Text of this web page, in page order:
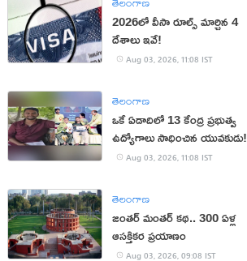
2026లో వీసా రూల్స్ మార్చిన 4
దేశాలు ఇవే!
Aug 03, 2026, 11:08 IST
తెలంగాణ
ఒకే ఏడాదిలో 13 కేంద్ర ప్రభుత్వ
ఉద్యోగాలు సాధించిన యువకుడు!
Aug 03, 2026, 11:08 IST
తెలంగాణ
జంతర్‌ మంతర్‌ కథ.. 300 ఏళ్ల
ఆసక్తికర ప్రయాణం
Aug 03, 2026, 09:08 IST